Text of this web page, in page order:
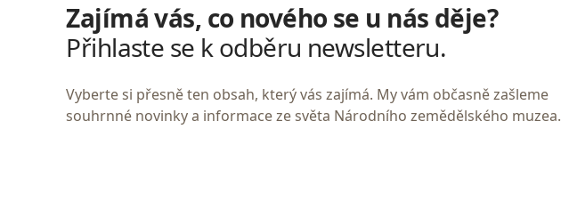
Zajímá vás, co nového se u nás děje?
Přihlaste se k odběru newsletteru.
Vyberte si přesně ten obsah, který vás zajímá. My vám občasně zašleme
souhrnné novinky a informace ze světa Národního zemědělského muzea.